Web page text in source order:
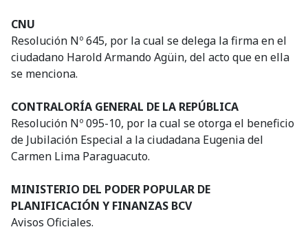
CNU
Resolución Nº 645, por la cual se delega la firma en el
ciudadano Harold Armando Agüin, del acto que en ella
se menciona.
CONTRALORÍA GENERAL DE LA REPÚBLICA
Resolución Nº 095-10, por la cual se otorga el beneficio
de Jubilación Especial a la ciudadana Eugenia del
Carmen Lima Paraguacuto.
MINISTERIO DEL PODER POPULAR DE
PLANIFICACIÓN Y FINANZAS BCV
Avisos Oficiales.